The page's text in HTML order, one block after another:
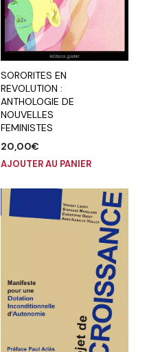
SORORITES EN
REVOLUTION :
ANTHOLOGIE DE
NOUVELLES
FEMINISTES
20,00€
AJOUTER AU PANIER